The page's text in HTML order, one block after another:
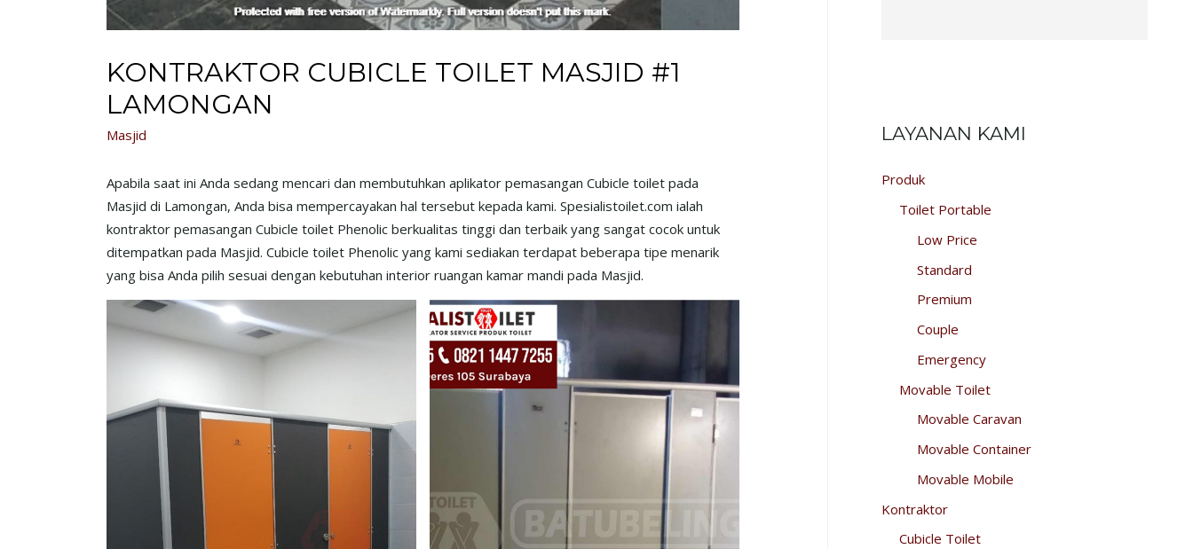
KONTRAKTOR CUBICLE TOILET MASJID #1
LAMONGAN
Masjid
Apabila saat ini Anda sedang mencari dan membutuhkan aplikator pemasangan Cubicle toilet pada
Masjid di Lamongan, Anda bisa mempercayakan hal tersebut kepada kami. Spesialistoilet.com ialah
kontraktor pemasangan Cubicle toilet Phenolic berkualitas tinggi dan terbaik yang sangat cocok untuk
ditempatkan pada Masjid. Cubicle toilet Phenolic yang kami sediakan terdapat beberapa tipe menarik
yang bisa Anda pilih sesuai dengan kebutuhan interior ruangan kamar mandi pada Masjid.
LAYANAN KAMI
Produk
Toilet Portable
Low Price
Standard
Premium
Couple
Emergency
Movable Toilet
Movable Caravan
Movable Container
Movable Mobile
Kontraktor
Cubicle Toilet